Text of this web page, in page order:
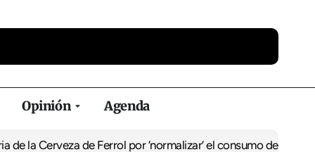
Opinión Agenda
de Ferrol por ‘normalizar’ el consumo de alcohol